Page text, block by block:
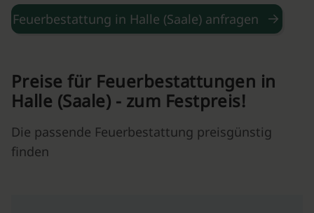
Feuerbestattung in Halle (Saale) anfragen
Preise für Feuerbestattungen in
Halle (Saale) - zum Festpreis!
Die passende Feuerbestattung preisgünstig
finden